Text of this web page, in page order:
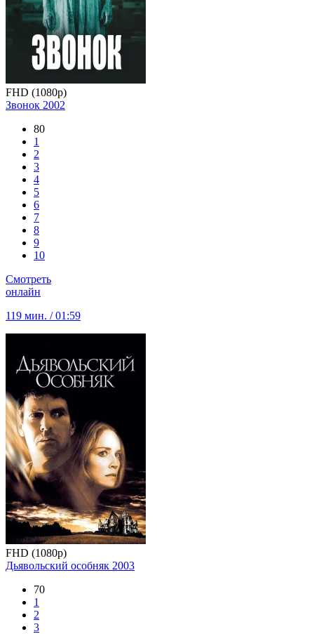
FHD (1080p)
Звонок 2002
80
1
2
3
4
5
6
7
8
9
10
Смотреть
онлайн
119 мин. / 01:59
FHD (1080p)
Дьявольский особняк 2003
70
1
2
3